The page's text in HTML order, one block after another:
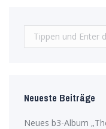
Search:
Neueste Beiträge
Neues b3-Album